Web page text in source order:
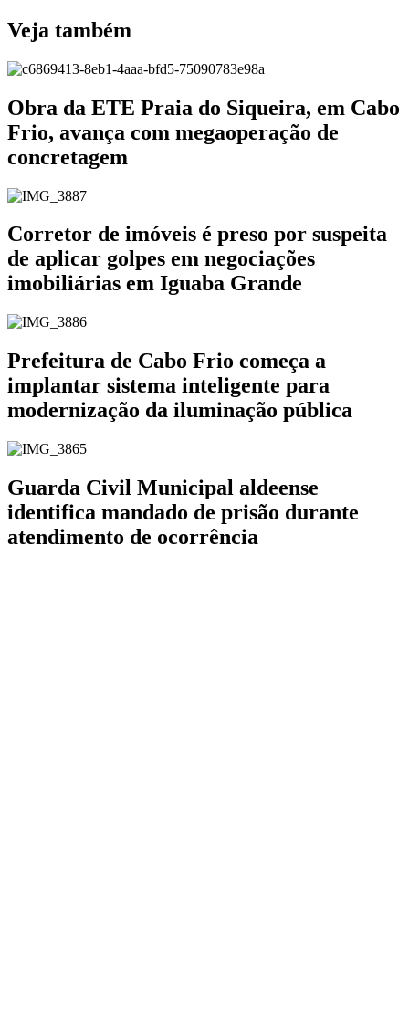
Veja também
Obra da ETE Praia do Siqueira, em Cabo
Frio, avança com megaoperação de
concretagem
Corretor de imóveis é preso por suspeita
de aplicar golpes em negociações
imobiliárias em Iguaba Grande
Prefeitura de Cabo Frio começa a
implantar sistema inteligente para
modernização da iluminação pública
Guarda Civil Municipal aldeense
identifica mandado de prisão durante
atendimento de ocorrência